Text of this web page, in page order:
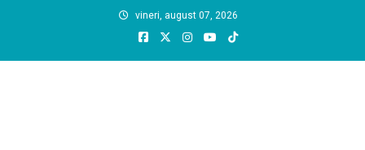
vineri, august 07, 2026